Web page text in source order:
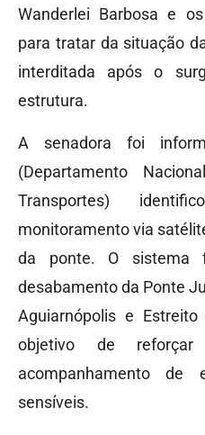
Wanderlei Barbosa e
para tratar da situação
interditada após o
estrutura.
A senadora foi
(Departamento
Transportes)
monitoramento via
da ponte. O sistema
desabamento da Ponte
Aguiarnópolis e
objetivo de
acompanhamento de
sensíveis.